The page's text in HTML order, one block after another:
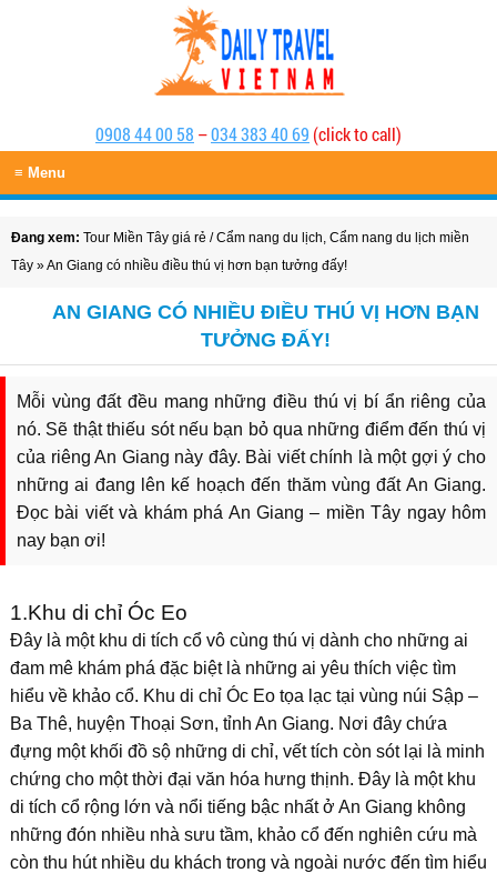
0908 44 00 58 –034 383 40 69 (click to call)
≡ Menu
Đang xem: Tour Miền Tây giá rẻ /Cẩm nang du lịch, Cẩm nang du lịch miền
Tây » An Giang có nhiều điều thú vị hơn bạn tưởng đấy!
AN GIANG CÓ NHIỀU ĐIỀU THÚ VỊ HƠN BẠN
TƯỞNG ĐẤY!
Mỗi vùng đất đều mang những điều thú vị bí ẩn riêng của
nó. Sẽ thật thiếu sót nếu bạn bỏ qua những điểm đến thú vị
của riêng An Giang này đây. Bài viết chính là một gợi ý cho
những ai đang lên kế hoạch đến thăm vùng đất An Giang.
Đọc bài viết và khám phá An Giang – miền Tây ngay hôm
nay bạn ơi!
1.Khu di chỉ Óc Eo
Đây là một khu di tích cổ vô cùng thú vị dành cho những ai
đam mê khám phá đặc biệt là những ai yêu thích việc tìm
hiểu về khảo cổ. Khu di chỉ Óc Eo tọa lạc tại vùng núi Sập –
Ba Thê, huyện Thoại Sơn, tỉnh An Giang. Nơi đây chứa
đựng một khối đồ sộ những di chỉ, vết tích còn sót lại là minh
chứng cho một thời đại văn hóa hưng thịnh. Đây là một khu
di tích cổ rộng lớn và nổi tiếng bậc nhất ở An Giang không
những đón nhiều nhà sưu tầm, khảo cổ đến nghiên cứu mà
còn thu hút nhiều du khách trong và ngoài nước đến tìm hiểu